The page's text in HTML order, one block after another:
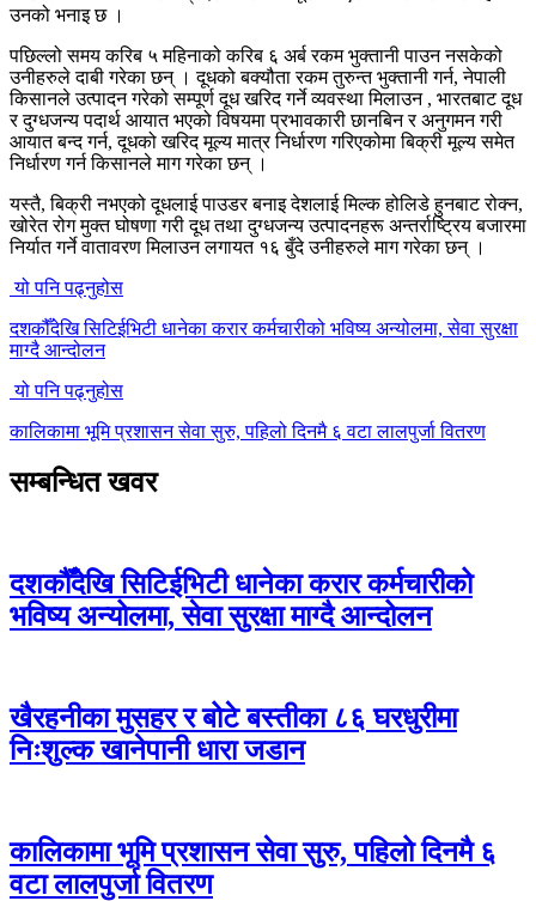
उनको भनाइ छ ।
पछिल्लो समय करिब ५ महिनाको करिब ६ अर्ब रकम भुक्तानी पाउन नसकेको
उनीहरुले दाबी गरेका छन् । दूधको बक्यौता रकम तुरुन्त भुक्तानी गर्न, नेपाली
किसानले उत्पादन गरेको सम्पूर्ण दूध खरिद गर्ने व्यवस्था मिलाउन , भारतबाट दूध
र दुग्धजन्य पदार्थ आयात भएको विषयमा प्रभावकारी छानबिन र अनुगमन गरी
आयात बन्द गर्न, दूधको खरिद मूल्य मात्र निर्धारण गरिएकोमा बिक्री मूल्य समेत
निर्धारण गर्न किसानले माग गरेका छन् ।
यस्तै, बिक्री नभएको दूधलाई पाउडर बनाइ देशलाई मिल्क होलिडे हुनबाट रोक्न,
खोरेत रोग मुक्त घोषणा गरी दूध तथा दुग्धजन्य उत्पादनहरू अन्तर्राष्ट्रिय बजारमा
निर्यात गर्ने वातावरण मिलाउन लगायत १६ बुँदे उनीहरुले माग गरेका छन् ।
यो पनि पढ्नुहोस
दशकौँदेखि सिटिईभिटी धानेका करार कर्मचारीको भविष्य अन्योलमा, सेवा सुरक्षा
माग्दै आन्दोलन
यो पनि पढ्नुहोस
कालिकामा भूमि प्रशासन सेवा सुरु, पहिलो दिनमै ६ वटा लालपुर्जा वितरण
सम्बन्धित खवर
दशकौँदेखि सिटिईभिटी धानेका करार कर्मचारीको
भविष्य अन्योलमा, सेवा सुरक्षा माग्दै आन्दोलन
खैरहनीका मुसहर र बोटे बस्तीका ८६ घरधुरीमा
निःशुल्क खानेपानी धारा जडान
कालिकामा भूमि प्रशासन सेवा सुरु, पहिलो दिनमै ६
वटा लालपुर्जा वितरण